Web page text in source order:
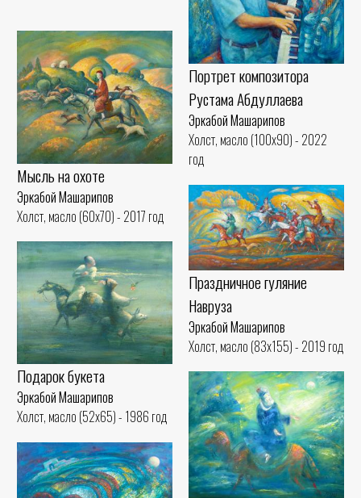
Портрет композитора
Рустама Абдуллаева
Эркабой Машарипов
Холст, масло (100x90) - 2022
год
Мысль на охоте
Эркабой Машарипов
Холст, масло (60x70) - 2017 год
Праздничное гуляние
Наврузa
Эркабой Машарипов
Холст, масло (83x155) - 2019 год
Подарок букета
Эркабой Машарипов
Холст, масло (52x65) - 1986 год